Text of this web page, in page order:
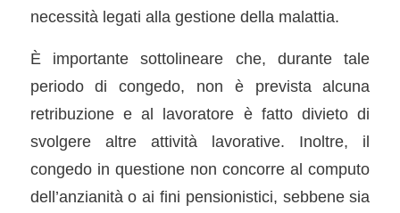
necessità legati alla gestione della malattia.
È importante sottolineare che, durante tale
periodo di congedo, non è prevista alcuna
retribuzione e al lavoratore è fatto divieto di
svolgere altre attività lavorative. Inoltre, il
congedo in questione non concorre al computo
dell’anzianità o ai fini pensionistici, sebbene sia